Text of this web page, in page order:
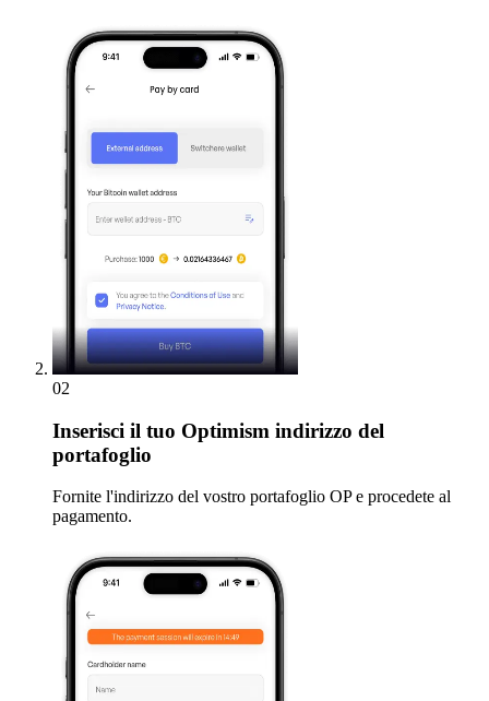
02
Inserisci il tuo Optimism indirizzo del
portafoglio
Fornite l'indirizzo del vostro portafoglio OP e procedete al
pagamento.